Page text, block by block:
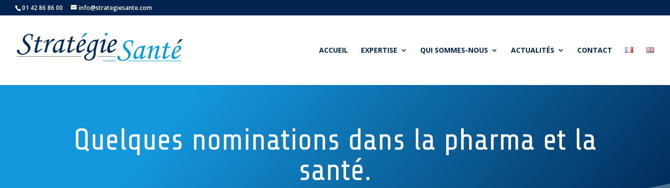
01 42 86 86 00 info@strategiesante.com
ACCUEIL EXPERTISE QUI SOMMES-NOUS ACTUALITÉS CONTACT
Quelques nominations dans la pharma et la
santé.